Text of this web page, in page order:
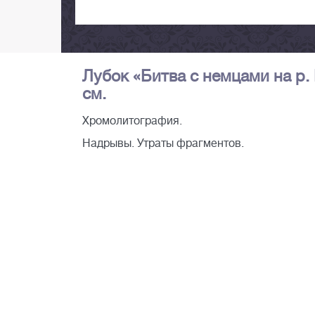
Лубок «Битва с немцами на
см.
Хромолитография.
Надрывы. Утраты фрагментов.